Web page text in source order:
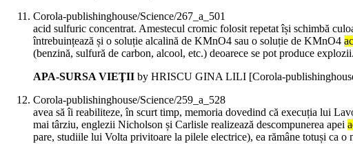
Corola-publishinghouse/Science/267_a_501
acid sulfuric concentrat. Amestecul cromic folosit repetat își schimbă
întrebuințează și o soluție alcalină de KMnO4 sau o soluție de KMnO4
(benzină, sulfură de carbon, alcool, etc.) deoarece se pot produce
APA-SURSA VIEŢII by HRISCU GINA LILI [Corola-
Corola-publishinghouse/Science/259_a_528
avea să îi reabiliteze, în scurt timp, memoria dovedind că execuția lui
mai târziu, englezii Nicholson și Carlisle realizează descompunerea apei
pare, studiile lui Volta privitoare la pilele electrice), ea rămâne totuși ca